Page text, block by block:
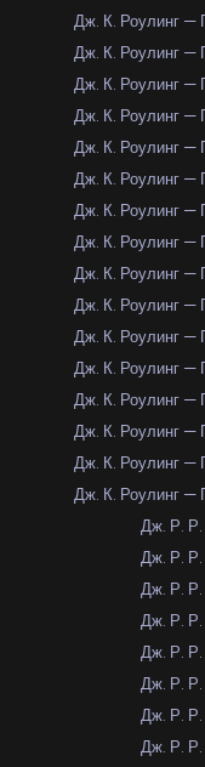
Дж. К. Роулинг —
Дж. К. Роулинг —
Дж. К. Роулинг —
Дж. К. Роулинг —
Дж. К. Роулинг —
Дж. К. Роулинг —
Дж. К. Роулинг —
Дж. К. Роулинг —
Дж. К. Роулинг —
Дж. К. Роулинг —
Дж. К. Роулинг —
Дж. К. Роулинг —
Дж. К. Роулинг —
Дж. К. Роулинг —
Дж. К. Роулинг —
Дж. К. Роулинг —
Дж. Р. Р.
Дж. Р. Р.
Дж. Р. Р.
Дж. Р. Р.
Дж. Р. Р.
Дж. Р. Р.
Дж. Р. Р.
Дж. Р. Р.